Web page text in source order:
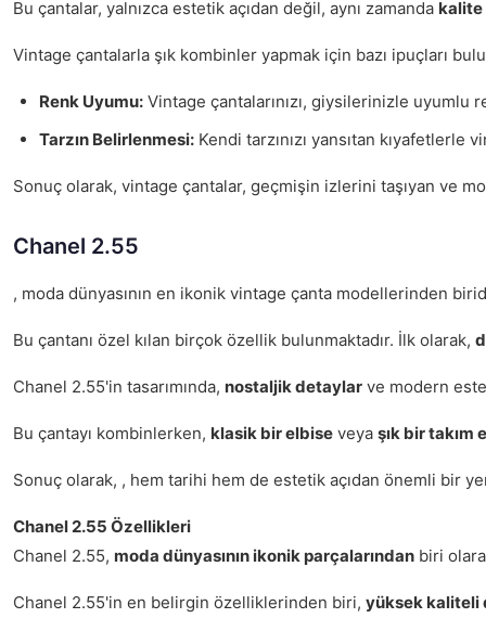
Bu çantalar, yalnızca estetik açıdan değil, aynı zamanda kalite
Vintage çantalarla şık kombinler yapmak için bazı ipuçları
Renk Uyumu: Vintage çantalarınızı, giysilerinizle
Tarzın Belirlenmesi: Kendi tarzınızı yansıtan
Sonuç olarak, vintage çantalar, geçmişin izlerini taşıyan ve
Chanel 2.55
, moda dünyasının en ikonik vintage çanta modellerinden
Bu çantanı özel kılan birçok özellik bulunmaktadır. İlk olarak,
Chanel 2.55'in tasarımında, nostaljik detaylar ve modern
Bu çantayı kombinlerken, klasik bir elbise veya şık bir takım
Sonuç olarak, , hem tarihi hem de estetik açıdan önemli bir
Chanel 2.55 Özellikleri
Chanel 2.55, moda dünyasının ikonik parçalarından biri
Chanel 2.55'in en belirgin özelliklerinden biri, yüksek kaliteli